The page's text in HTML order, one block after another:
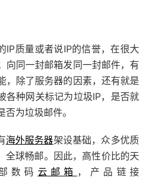
IP质量或者说IP的信誉，在很大
向同一封邮箱发同一封邮件，有
，除了服务器的因素，还有就是
各种网关标记为垃圾IP，是否就
为垃圾邮件。
海外服务器架设基础，众多优质
全球畅邮。因此，高性价比的天
数码 云邮箱 ，产品链接